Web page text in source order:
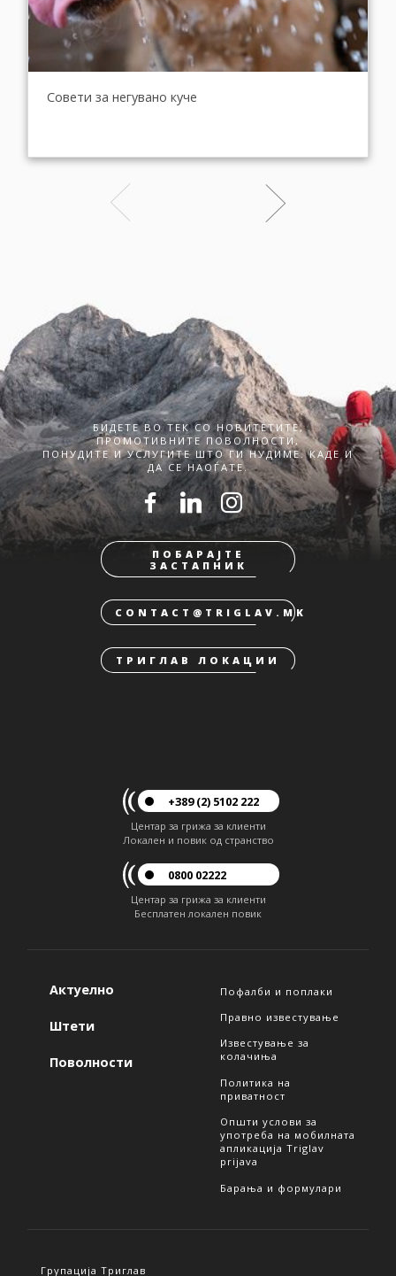
Совети за негувано куче
БИДЕТЕ ВО ТЕК СО НОВИТЕТИТЕ,
ПРОМОТИВНИТЕ ПОВОЛНОСТИ,
ПОНУДИТЕ И УСЛУГИТЕ ШТО ГИ НУДИМЕ. КАДЕ И
ДА СЕ НАОЃАТЕ.
ПОБАРАЈТЕ
ЗАСТАПНИК
CONTACT@TRIGLAV.MK
ТРИГЛАВ ЛОКАЦИИ
+389 (2) 5102 222
Центар за грижа за клиенти
Локален и повик од странство
0800 02222
Центар за грижа за клиенти
Бесплатен локален повик
Актуелно
Штети
Поволности
Пофалби и поплаки
Правно известување
Известување за
колачиња
Политика на
приватност
Општи услови за
употреба на мобилната
апликација Triglav
prijava
Барања и формулари
Групација Триглав